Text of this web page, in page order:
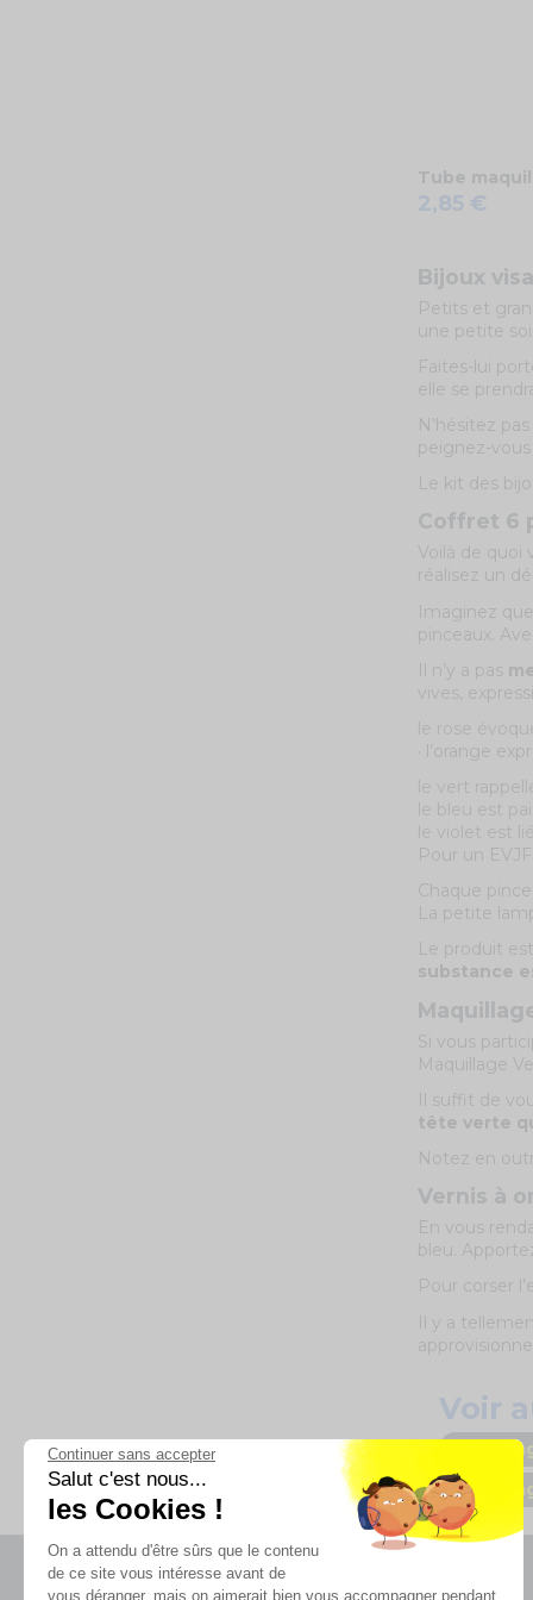
Continuer sans accepter
Salut c'est nous...
les Cookies !
On a attendu d'être sûrs que le contenu
de ce site vous intéresse avant de
vous déranger, mais on aimerait bien vous accompagner pendant
Tube
2,85 €
Bijoux
Petits et
une petite
Faites-lui
elle se
N’hésitez
peignez-
Le kit des
Coffret 6
Voilà de quoi
réalisez un
Imaginez
pinceaux.
Il n’y a pas
vives,
le rose
· l’orange
le vert
le bleu est
le violet est
Pour un
Chaque
La petite
Le produit
substance
Si vous
Maquillage
Il suffit de
tête verte
Notez en
Vernis à
En vous
bleu.
Pour corser
Il y a
Voir